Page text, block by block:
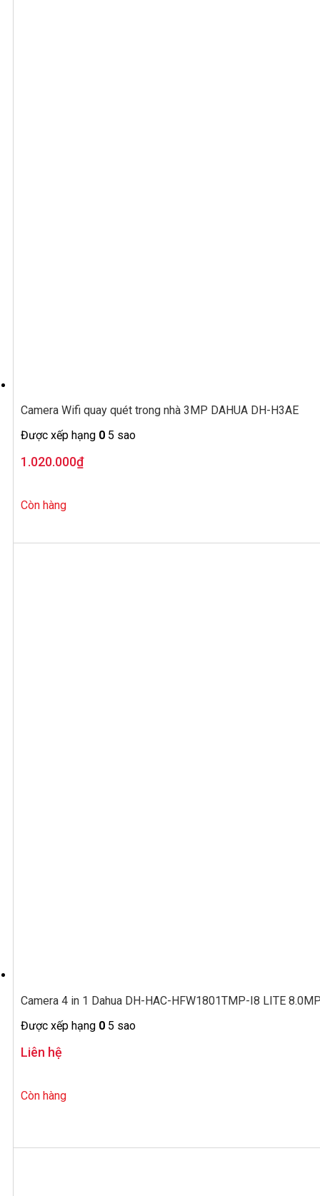
Camera Wifi quay quét trong nhà 3MP DAHUA DH-H3AE
Được xếp hạng 0 5 sao
1.020.000₫
Còn hàng
Camera 4 in 1 Dahua DH-HAC-HFW1801TMP-I8 LITE
Được xếp hạng 0 5 sao
Liên hệ
Còn hàng